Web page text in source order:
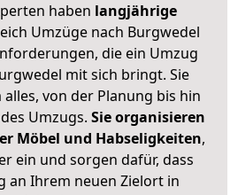
haben langjährige
Umzüge nach Burgwedel
die ein Umzug
mit sich bringt. Sie
von der Planung bis hin
Umzugs. Sie organisieren
Möbel und Habseligkeiten,
ein und sorgen dafür, dass
an Ihrem neuen Zielort in